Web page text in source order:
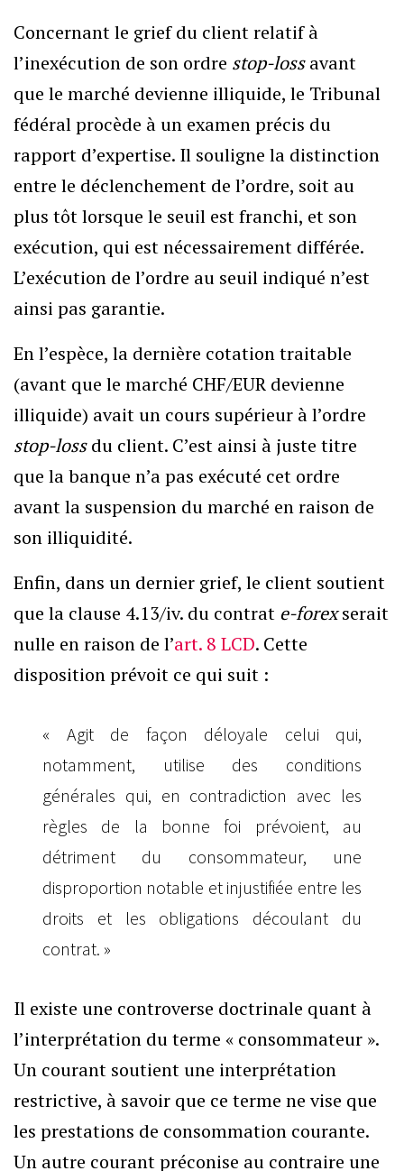
Concernant le grief du client relatif à
l’inexécution de son ordre stop-lossavant
que le marché devienne illiquide, le Tribunal
fédéral procède à un examen précis du
rapport d’expertise. Il souligne la distinction
entre le déclenchement de l’ordre, soit au
plus tôt lorsque le seuil est franchi, et son
exécution, qui est nécessairement différée.
L’exécution de l’ordre au seuil indiqué n’est
ainsi pas garantie.
En l’espèce, la dernière cotation traitable
(avant que le marché CHF/EUR devienne
illiquide) avait un cours supérieur à l’ordre
stop-lossdu client. C’est ainsi à juste titre
que la banque n’a pas exécuté cet ordre
avant la suspension du marché en raison de
son illiquidité.
Enfin, dans un dernier grief, le client soutient
que la clause 4.13/iv. du contrat e-forexserait
nulle en raison de l’art. 8 LCD. Cette
disposition prévoit ce qui suit :
« Agit de façon déloyale celui qui,
notamment, utilise des conditions
générales qui, en contradiction avec les
règles de la bonne foi prévoient, au
détriment du consommateur, une
disproportion notable et injustifiée entre les
droits et les obligations découlant du
contrat. »
Il existe une controverse doctrinale quant à
l’interprétation du terme « consommateur ».
Un courant soutient une interprétation
restrictive, à savoir que ce terme ne vise que
les prestations de consommation courante.
Un autre courant préconise au contraire une